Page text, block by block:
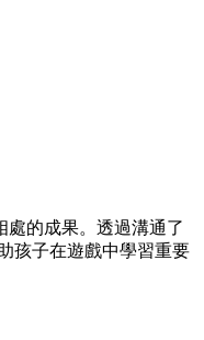
處的成果。透過溝通了
孩子在遊戲中學習重要